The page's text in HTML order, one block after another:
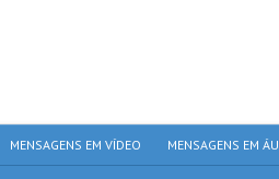
MENSAGENS EM VÍDEO MENSAGENS EM